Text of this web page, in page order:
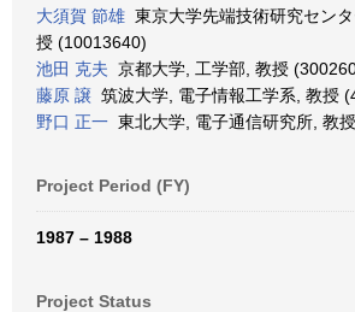
大須賀 節雄 東京大学先端技術研究セン
授 (10013640)
池田 克夫 京都大学, 工学部, 教授
藤原 譲 筑波大学, 電子情報工学系, 教授
野口 正一 東北大学, 電子通信研究所, 教
Project Period (FY)
1987 – 1988
Project Status